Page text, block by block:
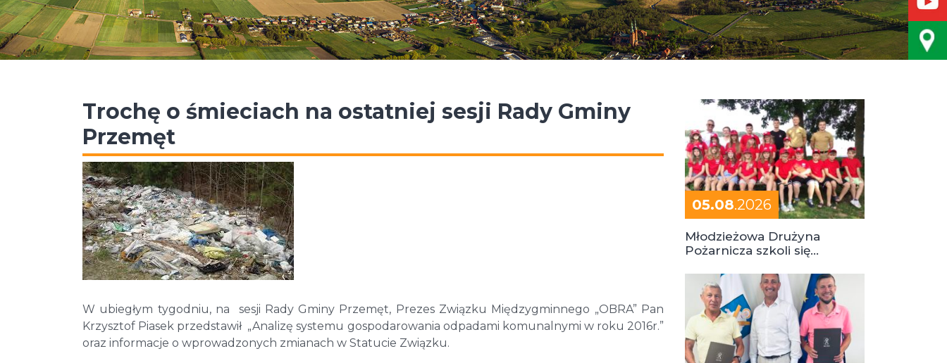
Trochę o śmieciach na ostatniej sesji Rady Gminy
Przemęt
W ubiegłym tygodniu, na sesji Rady Gminy Przemęt, Prezes Związku Międzygminnego „OBRA” Pan
Krzysztof Piasek przedstawił „Analizę systemu gospodarowania odpadami komunalnymi w roku 2016r.”
oraz informacje o wprowadzonych zmianach w Statucie Związku.
05.08.2026
Młodzieżowa Drużyna
Pożarnicza szkoli się